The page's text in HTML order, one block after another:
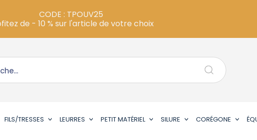
FILS/TRESSES LEURRES PETIT MATÉRIEL SILURE CORÉGONE
CODE : TPOUV25
de - 10 % sur l'article de votre choix